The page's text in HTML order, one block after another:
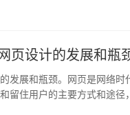
页设计的发展和瓶
展和瓶颈。网页是网络时
留住用户的主要方式和途